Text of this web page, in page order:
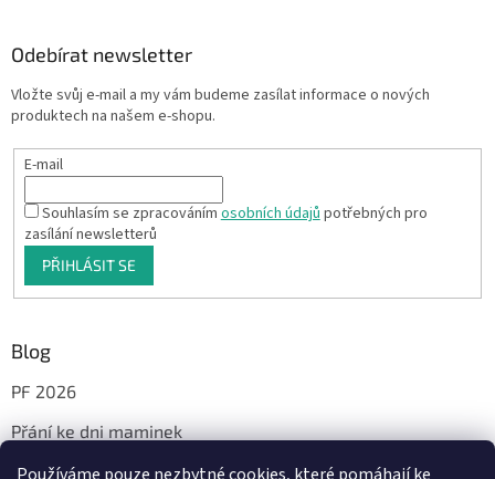
Odebírat newsletter
Vložte svůj e-mail a my vám budeme zasílat informace o nových
produktech na našem e-shopu.
E-mail
Souhlasím se zpracovánímosobních údajůpotřebných pro
zasílání newsletterů
PŘIHLÁSIT SE
Blog
PF 2026
Přání ke dni maminek